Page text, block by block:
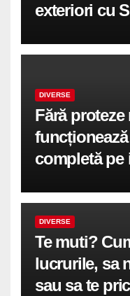
exteriori cu
DIVERSE
Fără
completă
DIVERSE
Te muti?
lucrurile, sa
sau sa te